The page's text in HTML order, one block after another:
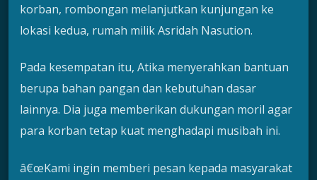
korban, rombongan melanjutkan kunjungan ke
lokasi kedua, rumah milik Asridah Nasution.
Pada kesempatan itu, Atika menyerahkan bantuan
berupa bahan pangan dan kebutuhan dasar
lainnya. Dia juga memberikan dukungan moril agar
para korban tetap kuat menghadapi musibah ini.
â€œKami ingin memberi pesan kepada masyarakat